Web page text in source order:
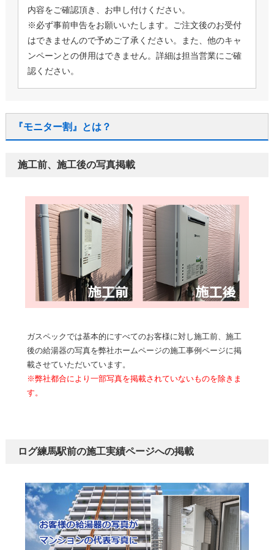
内容をご確認頂き、お申し付けください。
※必ず事前申告をお願いいたします。ご注文後のお受付
はできませんので予めご了承ください。また、他のキャ
ンペーンとの併用はできません。詳細は担当営業にご確
認ください。
『モニター割』とは？
施工前、施工後の写真掲載
ガスペックでは基本的にすべてのお客様に対し施工前、施工
後の給湯器の写真を弊社ホームページの施工事例ページに掲
載させていただいています。
※弊社都合により一部写真を掲載されていないものを除きま
す。
ログ練馬駅前の施工実績ページへの掲載